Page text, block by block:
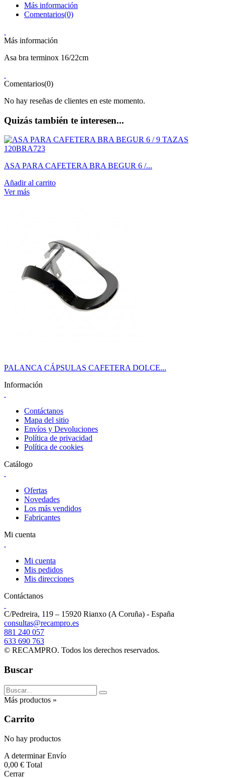
Más información
Comentarios(0)
Más información
Asa bra terminox 16/22cm
Comentarios(0)
No hay reseñas de clientes en este momento.
Quizás también te interesen...
ASA PARA CAFETERA BRA BEGUR 6 /...
Añadir al carrito
Ver más
PALANCA CÁPSULAS CAFETERA DOLCE...
Información
Contáctanos
Mapa del sitio
Envíos y Devoluciones
Política de privacidad
Política de cookies
Catálogo
Ofertas
Novedades
Los más vendidos
Fabricantes
Mi cuenta
Mi cuenta
Mis pedidos
Mis direcciones
Contáctanos
C/Pedreira, 119 – 15920 Rianxo (A Coruña) - España
consultas@recampro.es
881 240 057
633 690 763
© RECAMPRO. Todos los derechos reservados.
Buscar
Más productos »
Carrito
No hay productos
A determinarEnvío
0,00 € Total
Cerrar